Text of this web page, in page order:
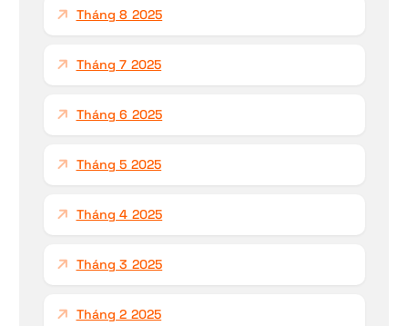
Tháng 8 2025
Tháng 7 2025
Tháng 6 2025
Tháng 5 2025
Tháng 4 2025
Tháng 3 2025
Tháng 2 2025